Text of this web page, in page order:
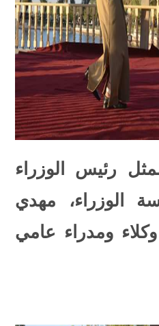
رئيس الوزراء
الوزراء، مهدي
ومدراء عامي